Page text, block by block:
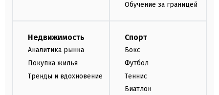
Обучение за границей
Недвижимость
Аналитика рынка
Покупка жилья
Тренды и вдохновение
Спорт
Бокс
Футбол
Теннис
Биатлон